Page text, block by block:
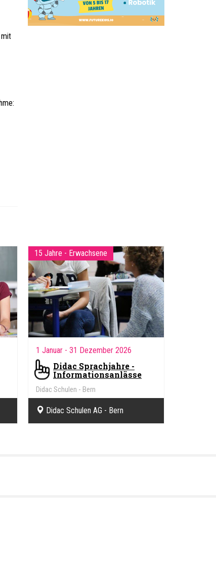
mit
15 Jahre - Erwachsene
1 Januar - 31 Dezember 2026
Didac Sprachjahre -
Informationsanlässe
Didac Schulen - Bern
Didac Schulen AG - Bern